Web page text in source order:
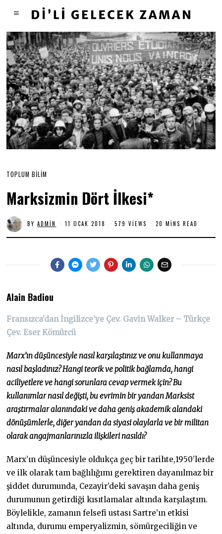
TOPLUM BILIM
Marksizmin Dört İlkesi*
BYADMIN 11 OCAK 2018
C
2
0
579 VIEWS 20 MINS READ
Alain Badiou
Fransızca’dan İngilizce’ye Çev. Gavin Walker – Türkçe
Çev. Eser Kömürcü
Marx’ın düşüncesiyle nasıl karşılaştınız ve onu kullanmaya
nasıl başladınız? Hangi teorik ve politik bağlamda, hangi
aciliyetlere ve hangi sorunlara cevap vermek için? Bu
kullanımlar nasıl değişti, bu evrimin bir yandan Marksist
araştırmalar alanındaki ve daha geniş akademik alandaki
dönüşümlerle, diğer yandan da siyasi olaylarla ve bir militan
olarak angajmanlarınızla ilişkileri nasıldı?
Marx’ın düşüncesiyle oldukça geç bir tarihte,1950’lerde
ve ilk olarak tam bağlılığımı gerektiren dayanılmaz bir
şiddet durumunda, Cezayir’deki savaşın daha geniş
durumunun getirdiği kısıtlamalar altında karşılaştım.
Böylelikle, zamanın felsefi ustası Sartre’ın etkisi
altında, durumu emperyalizmin, sömürgeciliğin ve